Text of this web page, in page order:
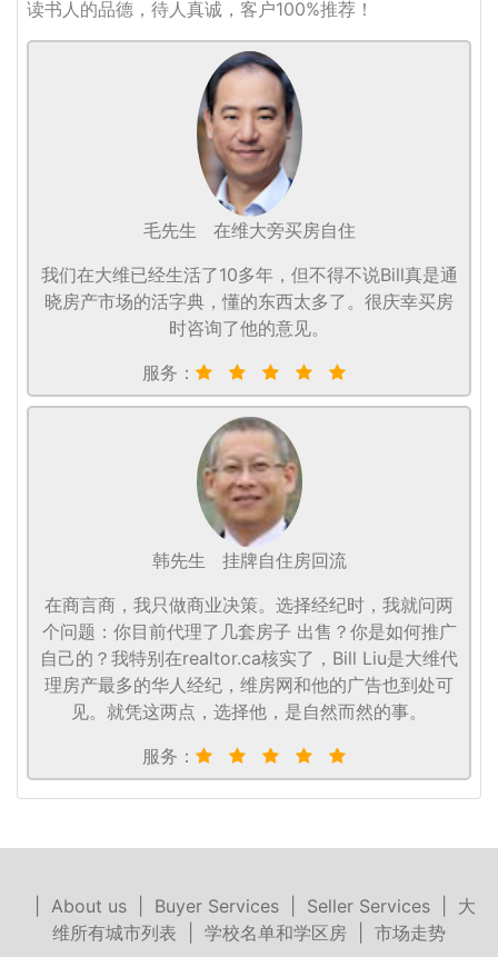
读书人的品德，待人真诚，客户100%推荐！
毛先生
在维大旁买房自住
我们在大维已经生活了10多年，但不得不说Bill真是通
晓房产市场的活字典，懂的东西太多了。很庆幸买房
时咨询了他的意见。
服务：
韩先生
挂牌自住房回流
在商言商，我只做商业决策。选择经纪时，我就问两
个问题：你目前代理了几套房子 出售？你是如何推广
自己的？我特别在realtor.ca核实了，Bill Liu是大维代
理房产最多的华人经纪，维房网和他的广告也到处可
见。就凭这两点，选择他，是自然而然的事。
服务：
About us| Buyer Services| Seller Services| 大
维所有城市列表
学校名单和学区房 市场走势